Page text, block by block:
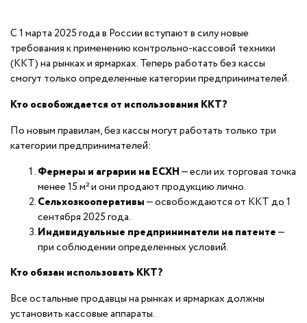
С 1 марта 2025 года в России вступают в силу новые
требования к применению контрольно-кассовой техники
(ККТ) на рынках и ярмарках. Теперь работать без кассы
смогут только определенные категории предпринимателей.
Кто освобождается от использования ККТ?
По новым правилам, без кассы могут работать только три
категории предпринимателей:
Фермеры и аграрии на ЕСХН— если их торговая точка
менее 15 м² и они продают продукцию лично.
Сельхозкооперативы— освобождаются от ККТ до 1
сентября 2025 года.
Индивидуальные предприниматели на патенте—
при соблюдении определенных условий.
Кто обязан использовать ККТ?
Все остальные продавцы на рынках и ярмарках должны
установить кассовые аппараты.